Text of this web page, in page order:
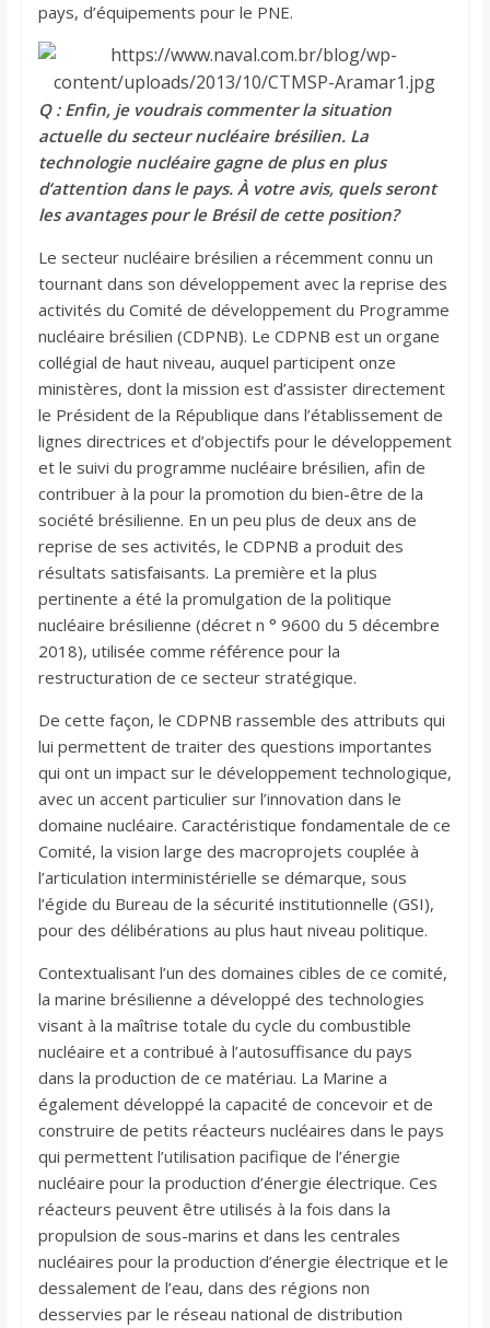
pays, d’équipements pour le PNE.
Q : Enfin, je voudrais commenter la situation
actuelle du secteur nucléaire brésilien. La
technologie nucléaire gagne de plus en plus
d’attention dans le pays. À votre avis, quels seront
les avantages pour le Brésil de cette position?
Le secteur nucléaire brésilien a récemment connu un
tournant dans son développement avec la reprise des
activités du Comité de développement du Programme
nucléaire brésilien (CDPNB). Le CDPNB est un organe
collégial de haut niveau, auquel participent onze
ministères, dont la mission est d’assister directement
le Président de la République dans l’établissement de
lignes directrices et d’objectifs pour le développement
et le suivi du programme nucléaire brésilien, afin de
contribuer à la pour la promotion du bien-être de la
société brésilienne. En un peu plus de deux ans de
reprise de ses activités, le CDPNB a produit des
résultats satisfaisants. La première et la plus
pertinente a été la promulgation de la politique
nucléaire brésilienne (décret n ° 9600 du 5 décembre
2018), utilisée comme référence pour la
restructuration de ce secteur stratégique.
De cette façon, le CDPNB rassemble des attributs qui
lui permettent de traiter des questions importantes
qui ont un impact sur le développement technologique,
avec un accent particulier sur l’innovation dans le
domaine nucléaire. Caractéristique fondamentale de ce
Comité, la vision large des macroprojets couplée à
l’articulation interministérielle se démarque, sous
l’égide du Bureau de la sécurité institutionnelle (GSI),
pour des délibérations au plus haut niveau politique.
Contextualisant l’un des domaines cibles de ce comité,
la marine brésilienne a développé des technologies
visant à la maîtrise totale du cycle du combustible
nucléaire et a contribué à l’autosuffisance du pays
dans la production de ce matériau. La Marine a
également développé la capacité de concevoir et de
construire de petits réacteurs nucléaires dans le pays
qui permettent l’utilisation pacifique de l’énergie
nucléaire pour la production d’énergie électrique. Ces
réacteurs peuvent être utilisés à la fois dans la
propulsion de sous-marins et dans les centrales
nucléaires pour la production d’énergie électrique et le
dessalement de l’eau, dans des régions non
desservies par le réseau national de distribution